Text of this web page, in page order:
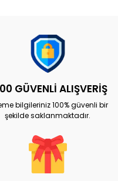
GÜVENLİ ALIŞVERİŞ
bilgileriniz 100% güvenli bir
şekilde saklanmaktadır.